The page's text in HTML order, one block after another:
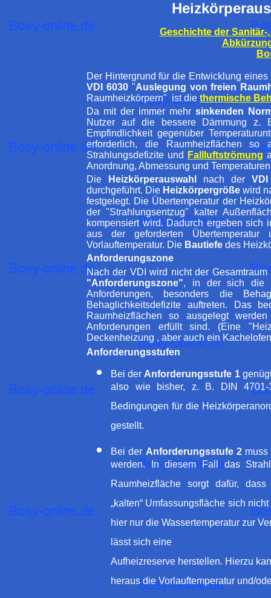
Geschichte der
Der Hintergrund für die Entwicklung
VDI 6030"Auslegung von freien
Raumheizkörpern" ist diethermische
Da mit der immer mehr sinkenden
Nutzer auf die bessere Dämmung z.
Empfindlichkeit gegenüber
erforderlich, die Raumheizflächen so
Strahlungsdefizite und
Fallluftströmung
Anordnung, Abmessung und
Die
Heizkörperauswahl nach der
durchgeführt. Die Heizkörpergröße wird
festgelegt. Die Übertemperatur der
der "Strahlungsentzug" kalter
kompensiert wird. Dadurch ergeben sich
aus der geforderten
Vorlauftemperatur. Die Bautiefe des
Anforderungszone
Nach der VDI wird nicht der
"Anforderungszone", in der sich die
Anforderungen, besonders die
Behaglichkeitsdefizite auftreten. Das
Raumheizflächen so ausgelegt
Anforderungen erfüllt sind. (Eine
Deckenheizung , aber auch ein
Anforderungsstufen
Bei der Anforderungsstufe 1
also wie bisher, z. B. DIN
Bedingungen für die
gestellt.
Bei der Anforderungsstufe 2muss
werden. In diesem Fall das
Raumheizfläche sorgt dafür,
„kalten“ Umfassungsfläche sich
hier nur die Wassertemperatur zur
lässt sich eine
Aufheizreserve herstellen. Hierzu
heraus die Vorlauftemperatur und/